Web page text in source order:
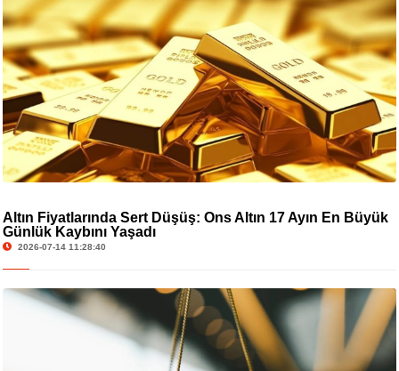
Altın Fiyatlarında Sert Düşüş: Ons Altın 17 Ayın En Büyük
Günlük Kaybını Yaşadı
2026-07-14 11:28:40